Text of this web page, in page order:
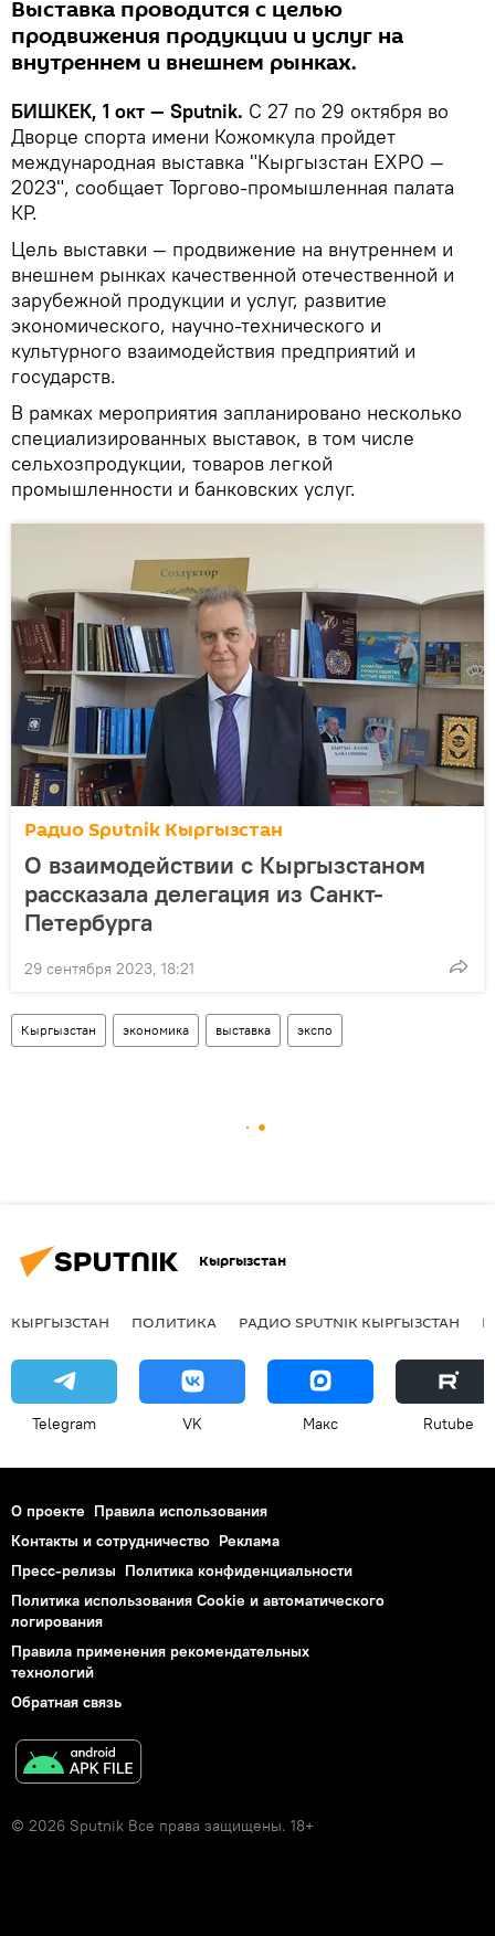
Выставка проводится с целью
продвижения продукции и услуг на
внутреннем и внешнем рынках.
БИШКЕК, 1 окт — Sputnik. С 27 по 29 октября во
Дворце спорта имени Кожомкула пройдет
международная выставка "Кыргызстан ЕХРО —
2023", сообщает Торгово-промышленная палата
КР.
Цель выставки — продвижение на внутреннем и
внешнем рынках качественной отечественной и
зарубежной продукции и услуг, развитие
экономического, научно-технического и
культурного взаимодействия предприятий и
государств.
В рамках мероприятия запланировано несколько
специализированных выставок, в том числе
сельхозпродукции, товаров легкой
промышленности и банковских услуг.
Радио Sputnik Кыргызстан
О взаимодействии с Кыргызстаном
рассказала делегация из Санкт-
Петербурга
29 сентября 2023, 18:21
Кыргызстан экономика выставка экспо
Кыргызстан
КЫРГЫЗСТАН ПОЛИТИКА РАДИО SPUTNIK КЫРГЫЗСТАН
Telegram VK Макс Rutube
О проекте Правила использования
Контакты и сотрудничество Реклама
Пресс-релизы Политика конфиденциальности
Политика использования Cookie и автоматического
логирования
Правила применения рекомендательных
технологий
Обратная связь
© 2026 Sputnik Все права защищены. 18+